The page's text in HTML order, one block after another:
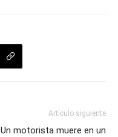
Artículo siguiente
Un motorista muere en un